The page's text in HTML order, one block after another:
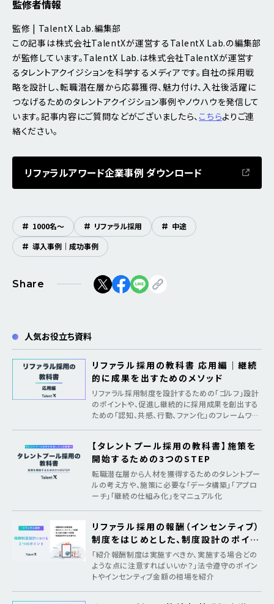
監修者情報
監修 | TalentX Lab.編集部
この記事は株式会社TalentXが運営するTalentX Lab.の編集部
が監修しています。TalentX Lab.は株式会社TalentXが運営す
るタレントアクイジションを科学するメディアです。自社の採用戦
略を設計し、転職潜在層から応募獲得、魅力付け、入社後活躍に
つなげるためのタレントアクイジション事例やノウハウを発信して
います。記事内容にご質問などがございましたら、 こちらよりご連
絡ください。
リファラルアワード企業事例 ダウンロード
# 1000名〜 # リファラル採用 # 中途
# 導入事例｜成功事例
Share
人気お役立ち資料
リファラル採用の教科書 応用編｜継続
的に成果を出すためのメソッド
リファラル採用制度を設計するための「ゴルフ」設計
のポイントや、促進し継続的に採用成果を創出する
ための「認知、共感、行動、ファン化」のフレームワー
【タレントプール採用の教科書】施策を
開始するための3つのSTEP
転職潜在層から人材を獲得するためのタレントプー
ルの考え方や、施策に必要な「データ構築」「アプロ
ーチ」「継続の仕組み化」をマニュアル化
リファラル採用の報酬（インセンティブ）
制度をはじめとした、制度設計のポイン
ト
「紹介報酬制度は実施すべきか、実施する場合どの
ような点に注意すればいいか？」法令遵守のポイン
トやインセンティブ金額の相場を紹介